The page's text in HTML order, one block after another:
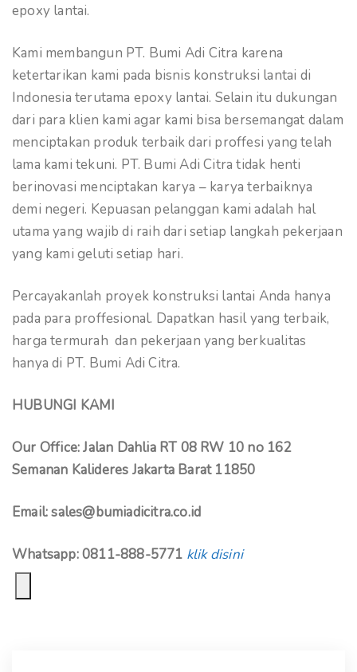
epoxy lantai.
Kami membangun PT. Bumi Adi Citra karena
ketertarikan kami pada bisnis konstruksi lantai di
Indonesia terutama epoxy lantai. Selain itu dukungan
dari para klien kami agar kami bisa bersemangat dalam
menciptakan produk terbaik dari proffesi yang telah
lama kami tekuni. PT. Bumi Adi Citra tidak henti
berinovasi menciptakan karya – karya terbaiknya
demi negeri. Kepuasan pelanggan kami adalah hal
utama yang wajib di raih dari setiap langkah pekerjaan
yang kami geluti setiap hari.
Percayakanlah proyek konstruksi lantai Anda hanya
pada para proffesional. Dapatkan hasil yang terbaik,
harga termurah dan pekerjaan yang berkualitas
hanya di PT. Bumi Adi Citra.
HUBUNGI KAMI
Our Office: Jalan Dahlia RT 08 RW 10 no 162
Semanan Kalideres Jakarta Barat 11850
Email: sales@bumiadicitra.co.id
Whatsapp: 0811-888-5771 klik disini